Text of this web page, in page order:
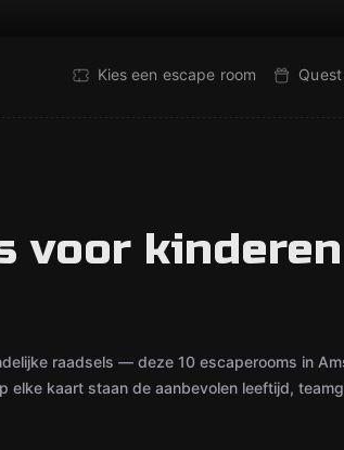
Kies een escape room
voor
raadsels — deze 10 escaperooms in
elke kaart staan de aanbevolen leeftijd,